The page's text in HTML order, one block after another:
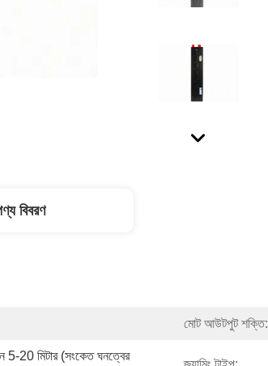
বিবরণ
মোট আউটপুট শক্তি:
20 মিটার (সংকেত ঘনত্বের